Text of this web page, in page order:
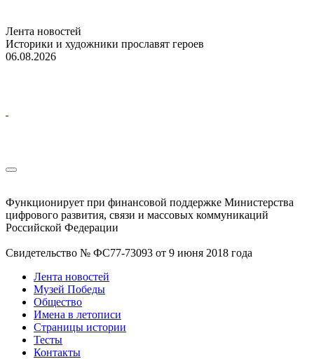
Лента новостей
Историки и художники прославят героев
06.08.2026
Функционирует при финансовой поддержке Министерства
цифрового развития, связи и массовых коммуникаций
Российской Федерации
Свидетельство № ФС77-73093 от 9 июня 2018 года
Лента новостей
Музей Победы
Общество
Имена в летописи
Страницы истории
Тесты
Контакты